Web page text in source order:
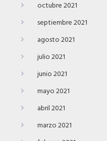
octubre 2021
septiembre 2021
agosto 2021
julio 2021
junio 2021
mayo 2021
abril 2021
marzo 2021